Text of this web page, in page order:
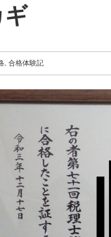
ギ
合格体験記